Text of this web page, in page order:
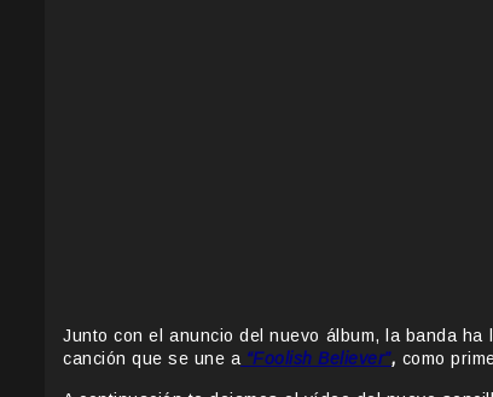
Junto con el anuncio del nuevo álbum, la banda
canción que se une a “Foolish Believer”, como